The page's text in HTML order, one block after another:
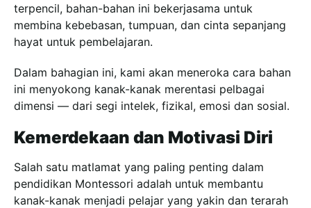
terpencil, bahan-bahan ini bekerjasama untuk
membina kebebasan, tumpuan, dan cinta sepanjang
hayat untuk pembelajaran.
Dalam bahagian ini, kami akan meneroka cara bahan
ini menyokong kanak-kanak merentasi pelbagai
dimensi — dari segi intelek, fizikal, emosi dan sosial.
Kemerdekaan dan Motivasi Diri
Salah satu matlamat yang paling penting dalam
pendidikan Montessori adalah untuk membantu
kanak-kanak menjadi pelajar yang yakin dan terarah